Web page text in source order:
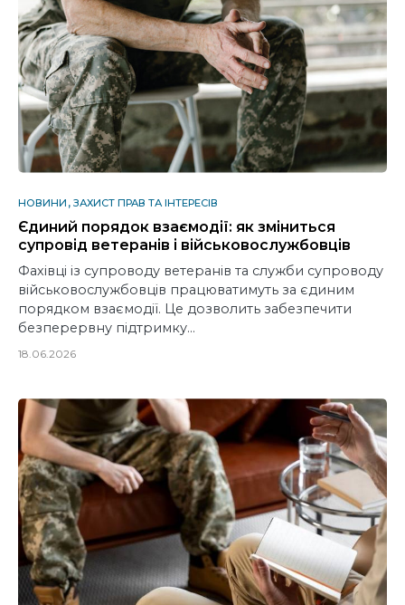
НОВИНИ ЗАХИСТ ПРАВ ТА ІНТЕРЕСІВ
Єдиний порядок взаємодії: як зміниться
супровід ветеранів і військовослужбовців
Фахівці із супроводу ветеранів та служби супроводу
військовослужбовців працюватимуть за єдиним
порядком взаємодії. Це дозволить забезпечити
безперервну підтримку…
18.06.2026